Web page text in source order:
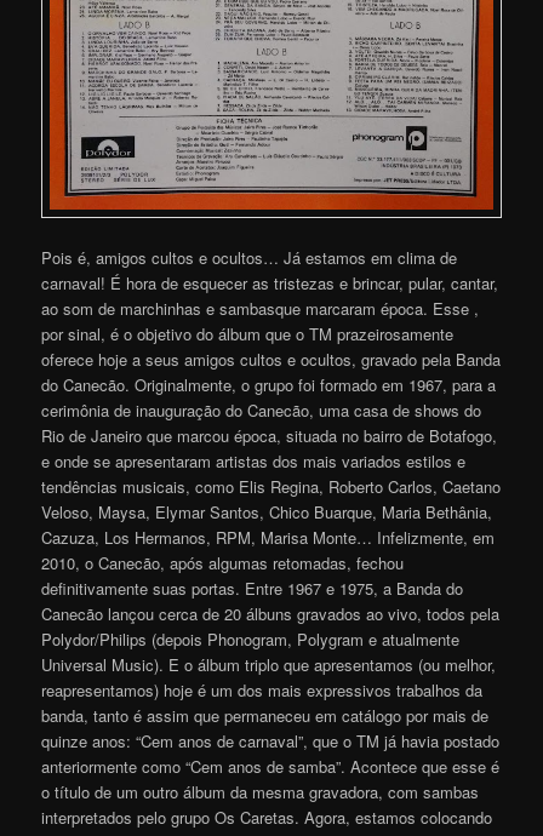
Pois é, amigos cultos e ocultos… Já estamos em clima de
carnaval! É hora de esquecer as tristezas e brincar, pular, cantar,
ao som de marchinhas e sambasque marcaram época. Esse ,
por sinal, é o objetivo do álbum que o TM prazeirosamente
oferece hoje a seus amigos cultos e ocultos, gravado pela Banda
do Canecão. Originalmente, o grupo foi formado em 1967, para a
cerimônia de inauguração do Canecão, uma casa de shows do
Rio de Janeiro que marcou época, situada no bairro de Botafogo,
e onde se apresentaram artistas dos mais variados estilos e
tendências musicais, como Elis Regina, Roberto Carlos, Caetano
Veloso, Maysa, Elymar Santos, Chico Buarque, Maria Bethânia,
Cazuza, Los Hermanos, RPM, Marisa Monte… Infelizmente, em
2010, o Canecão, após algumas retomadas, fechou
definitivamente suas portas. Entre 1967 e 1975, a Banda do
Canecão lançou cerca de 20 álbuns gravados ao vivo, todos pela
Polydor/Philips (depois Phonogram, Polygram e atualmente
Universal Music). E o álbum triplo que apresentamos (ou melhor,
reapresentamos) hoje é um dos mais expressivos trabalhos da
banda, tanto é assim que permaneceu em catálogo por mais de
quinze anos: “Cem anos de carnaval”, que o TM já havia postado
anteriormente como “Cem anos de samba”. Acontece que esse é
o título de um outro álbum da mesma gravadora, com sambas
interpretados pelo grupo Os Caretas. Agora, estamos colocando